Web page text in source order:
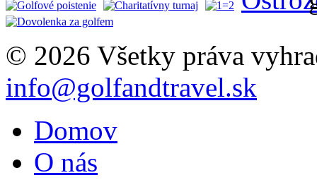
© 2026 Všetky práva
info@golfandtravel.sk
Domov
O nás